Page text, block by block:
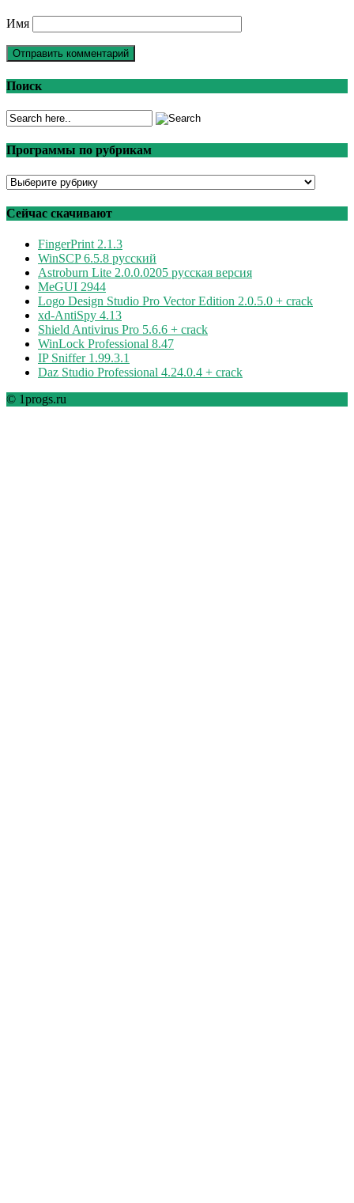
Имя
Поиск
Программы по рубрикам
Программы
рубрикам
Сейчас скачивают
FingerPrint 2.1.3
WinSCP 6.5.8 русский
Astroburn Lite 2.0.0.0205 русская версия
MeGUI 2944
Logo Design Studio Pro Vector Edition 2.0.5.0 + crack
xd-AntiSpy 4.13
Shield Antivirus Pro 5.6.6 + crack
WinLock Professional 8.47
IP Sniffer 1.99.3.1
Daz Studio Professional 4.24.0.4 + crack
© 1progs.ru